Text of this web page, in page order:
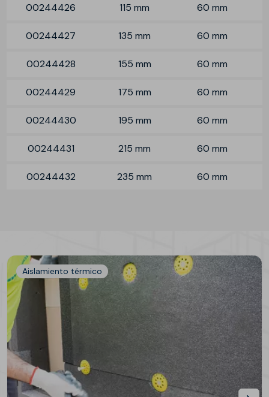
00244426 115 mm 60 mm
00244427 135 mm 60 mm
00244428 155 mm 60 mm
00244429 175 mm 60 mm
00244430 195 mm 60 mm
00244431 215 mm 60 mm
00244432 235 mm 60 mm
Aislamiento térmico